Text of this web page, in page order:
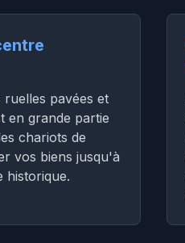
ruelles pavées et
en grande partie
chariots de
vos biens jusqu'à
historique.